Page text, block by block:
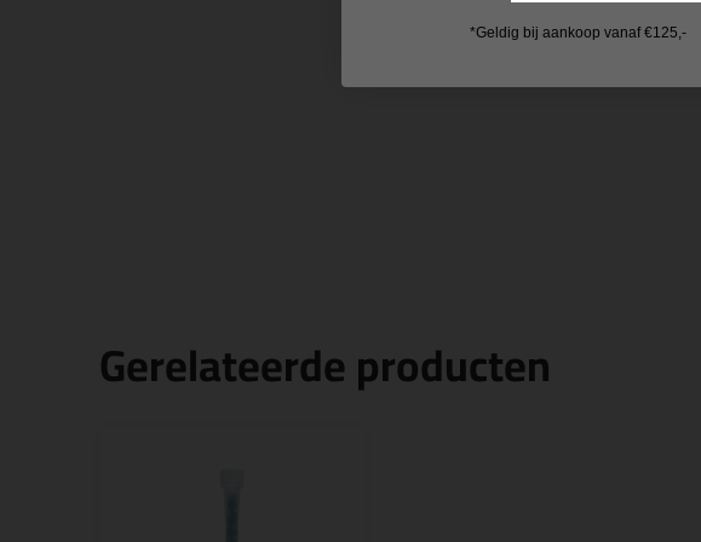
Gerelateerde producten
*Geldig bij aankoop vanaf €125,-